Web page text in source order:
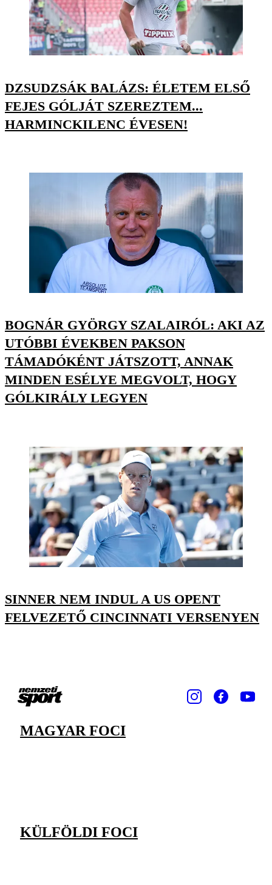
DZSUDZSÁK BALÁZS: ÉLETEM ELSŐ
FEJES GÓLJÁT SZEREZTEM...
HARMINCKILENC ÉVESEN!
BOGNÁR GYÖRGY SZALAIRÓL: AKI AZ
UTÓBBI ÉVEKBEN PAKSON
TÁMADÓKÉNT JÁTSZOTT, ANNAK
MINDEN ESÉLYE MEGVOLT, HOGY
GÓLKIRÁLY LEGYEN
SINNER NEM INDUL A US OPENT
FELVEZETŐ CINCINNATI VERSENYEN
MAGYAR FOCI
KÜLFÖLDI FOCI